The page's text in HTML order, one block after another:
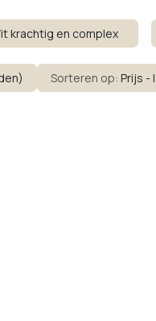
krachtig en complex
Sorteren op: Prijs -